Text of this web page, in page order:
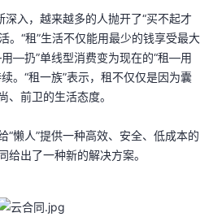
深入，越来越多的人抛开了“买不起才
。“租”生活不仅能用最少的钱享受最大
—扔”单线型消费变为现在的“租—用
。“租一族”表示，租不仅仅是因为囊
、前卫的生活态度。
“懒人”提供一种高效、安全、低成本的
给出了一种新的解决方案。